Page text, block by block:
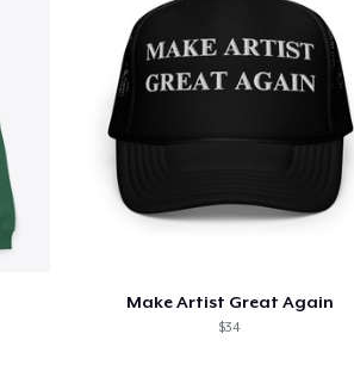
Make Artist Great Again
$34